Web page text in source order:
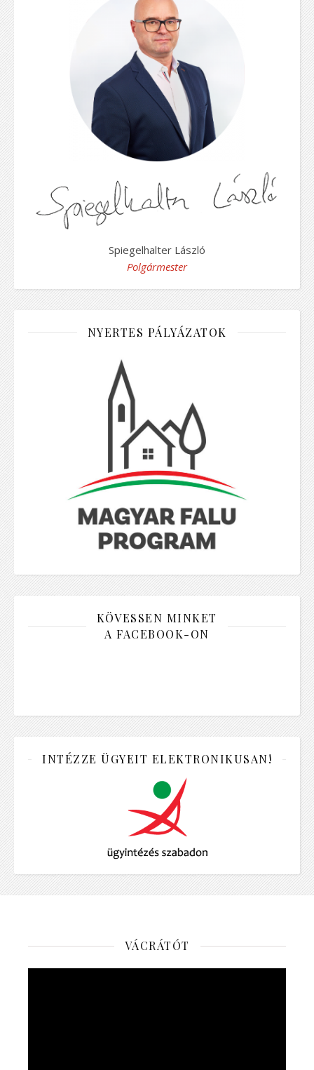
Spiegelhalter László
Polgármester
NYERTES PÁLYÁZATOK
KÖVESSEN MINKET
A FACEBOOK-ON
INTÉZZE ÜGYEIT ELEKTRONIKUSAN!
VÁCRÁTÓT